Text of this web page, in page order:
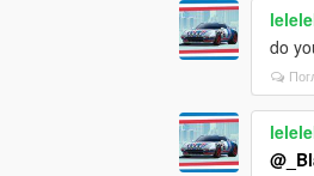
do